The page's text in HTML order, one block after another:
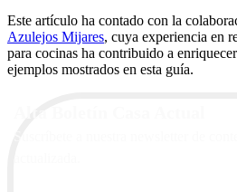
Este artículo ha contado con la
Azulejos Mijares, cuya experiencia en
para cocinas ha contribuido a
ejemplos mostrados en esta guía.